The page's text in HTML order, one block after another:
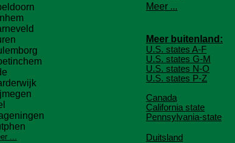
...
Meer ...
Meer buitenland:
U.S. states A-F
U.S. states G-M
U.S. states N-O
U.S. states P-Z
Canada
California state
Pennsylvania-state
Duitsland